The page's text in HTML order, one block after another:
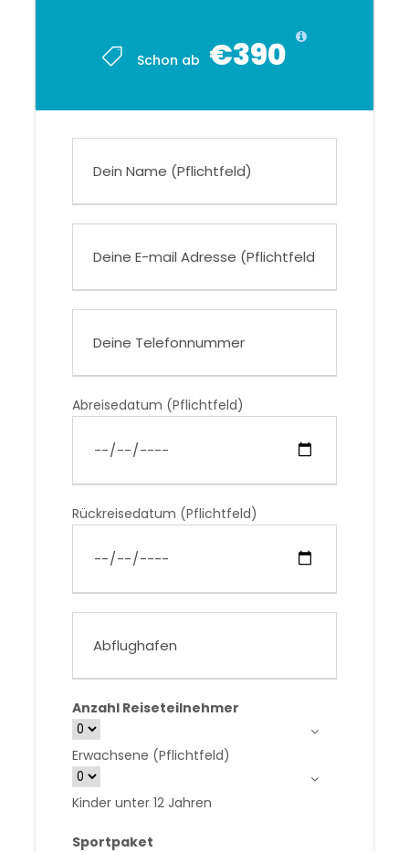
Schon ab €390
Abreisedatum (Pflichtfeld)
Rückreisedatum (Pflichtfeld)
Anzahl Reiseteilnehmer
Erwachsene (Pflichtfeld)
Kinder unter 12 Jahren
Sportpaket